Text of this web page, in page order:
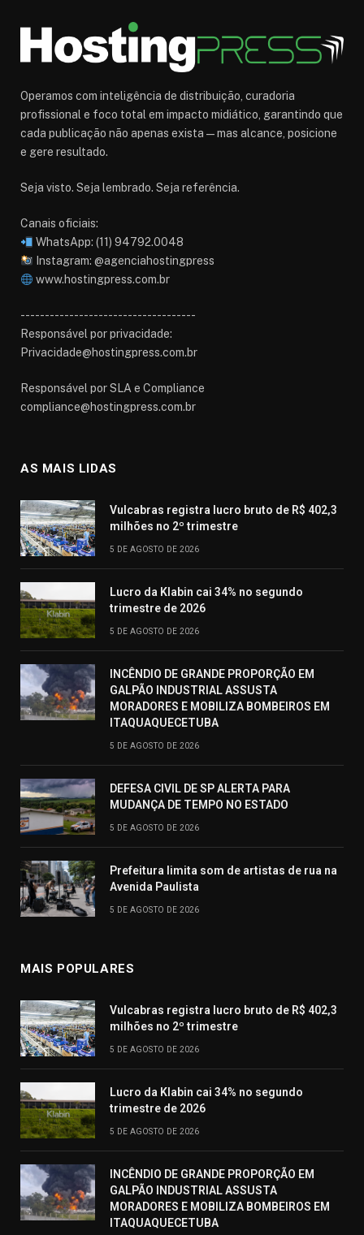
Operamos com inteligência de distribuição, curadoria
profissional e foco total em impacto midiático, garantindo que
cada publicação não apenas exista — mas alcance, posicione
e gere resultado.
Seja visto. Seja lembrado. Seja referência.
Canais oficiais:
WhatsApp: (11) 94792.0048
Instagram: @agenciahostingpress
www.hostingpress.com.br⁠
------------------------------------
Responsável por privacidade:
Privacidade@hostingpress.com.br
Responsável por SLA e Compliance
compliance@hostingpress.com.br
AS MAIS LIDAS
Vulcabras registra lucro bruto de R$ 402,3
milhões no 2º trimestre
5 DE AGOSTO DE 2026
Lucro da Klabin cai 34% no segundo
trimestre de 2026
5 DE AGOSTO DE 2026
INCÊNDIO DE GRANDE PROPORÇÃO EM
GALPÃO INDUSTRIAL ASSUSTA
MORADORES E MOBILIZA BOMBEIROS EM
ITAQUAQUECETUBA
5 DE AGOSTO DE 2026
DEFESA CIVIL DE SP ALERTA PARA
MUDANÇA DE TEMPO NO ESTADO
5 DE AGOSTO DE 2026
Prefeitura limita som de artistas de rua na
Avenida Paulista
5 DE AGOSTO DE 2026
MAIS POPULARES
Vulcabras registra lucro bruto de R$ 402,3
milhões no 2º trimestre
5 DE AGOSTO DE 2026
Lucro da Klabin cai 34% no segundo
trimestre de 2026
5 DE AGOSTO DE 2026
INCÊNDIO DE GRANDE PROPORÇÃO EM
GALPÃO INDUSTRIAL ASSUSTA
MORADORES E MOBILIZA BOMBEIROS EM
ITAQUAQUECETUBA